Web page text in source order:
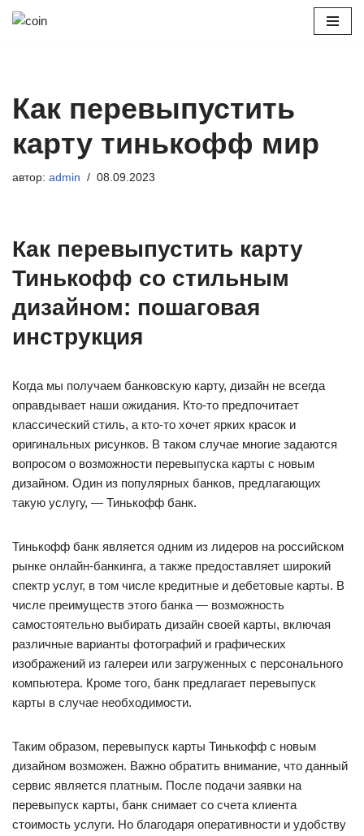
Как перевыпустить
карту тинькофф мир
автор: admin 08.09.2023
Как перевыпустить карту
Тинькофф со стильным
дизайном: пошаговая
инструкция
Когда мы получаем банковскую карту, дизайн не всегда
оправдывает наши ожидания. Кто-то предпочитает
классический стиль, а кто-то хочет ярких красок и
оригинальных рисунков. В таком случае многие задаются
вопросом о возможности перевыпуска карты с новым
дизайном. Один из популярных банков, предлагающих
такую услугу, — Тинькофф банк.
Тинькофф банк является одним из лидеров на российском
рынке онлайн-банкинга, а также предоставляет широкий
спектр услуг, в том числе кредитные и дебетовые карты. В
числе преимуществ этого банка — возможность
самостоятельно выбирать дизайн своей карты, включая
различные варианты фотографий и графических
изображений из галереи или загруженных с персонального
компьютера. Кроме того, банк предлагает перевыпуск
карты в случае необходимости.
Таким образом, перевыпуск карты Тинькофф с новым
дизайном возможен. Важно обратить внимание, что данный
сервис является платным. После подачи заявки на
перевыпуск карты, банк снимает со счета клиента
стоимость услуги. Но благодаря оперативности и удобству